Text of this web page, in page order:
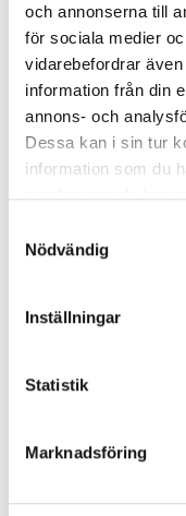
och annonserna till
för sociala medier
vidarebefordrar
information från din
annons- och
Dessa kan i sin tur
information som du
samlat i när du har
Nödvändig
Inställningar
Statistik
Marknadsföring
Tillbehör & Reservdelar
Vevparti 38-t 170 mm